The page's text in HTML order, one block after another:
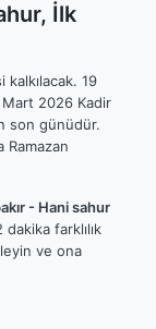
İlk
kalkılacak. 19
Mart 2026 Kadir
son günüdür.
Ramazan
- Hani sahur
dakika farklılık
ve ona